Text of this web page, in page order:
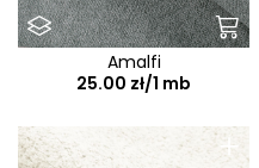
Amalfi
25.00 zł/1 mb
+